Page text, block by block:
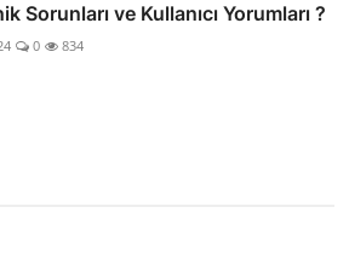
Sorunları ve Kullanıcı Yorumları ?
0 834